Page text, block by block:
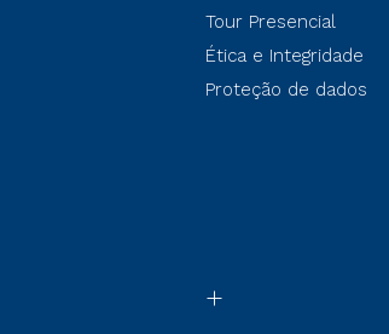
Tour Presencial
Ética e Integridade
Proteção de dados